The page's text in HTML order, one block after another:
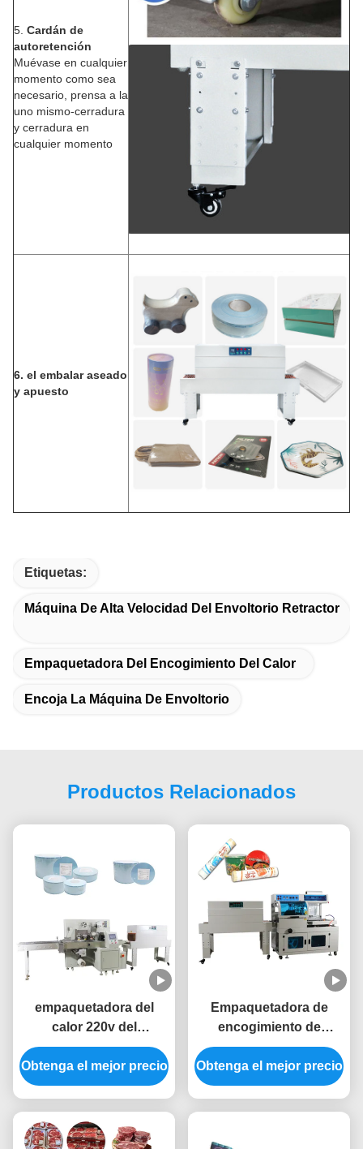
5. Cardán de
autoretención
Muévase en cualquier
momento como sea
necesario, prensa a la
uno mismo-cerradura
y cerradura en
cualquier momento
6. el embalar aseado
y apuesto
Etiquetas:
Máquina De Alta Velocidad Del Envoltorio Retractor
Empaquetadora Del Encogimiento Del Calor
Encoja La Máquina De Envoltorio
Productos Relacionados
empaquetadora del
calor 220v del
envoltorio retractor de
la máquina 6KW del
túnel automático del
Obtenga el mejor precio
Empaquetadora de
encogimiento de
envoltorio del sellador
automático de la
máquina 380V 11KW
Obtenga el mejor precio